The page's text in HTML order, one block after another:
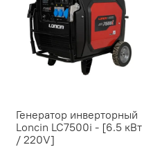
Генератор инверторный
Loncin LC7500i - [6.5 кВт
/ 220V]